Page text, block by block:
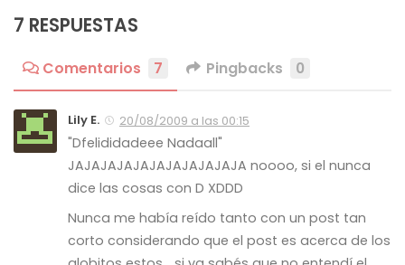
7 RESPUESTAS
Comentarios 7 Pingbacks 0
Lily E. 20/08/2009 a las 00:15
"Dfelididadeee Nadaall"
JAJAJAJAJAJAJAJAJAJAJA noooo, si el nunca
dice las cosas con D XDDD
Nunca me había reído tanto con un post tan
corto considerando que el post es acerca de los